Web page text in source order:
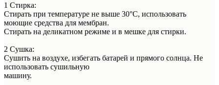
1 Стирка:
Стирать при температуре не выше 30°C, использовать
моющие средства для мембран.
Стирать на деликатном режиме и в мешке для стирки.
2 Сушка:
Сушить на воздухе, избегать батарей и прямого солнца. Не
использовать сушильную
машину.